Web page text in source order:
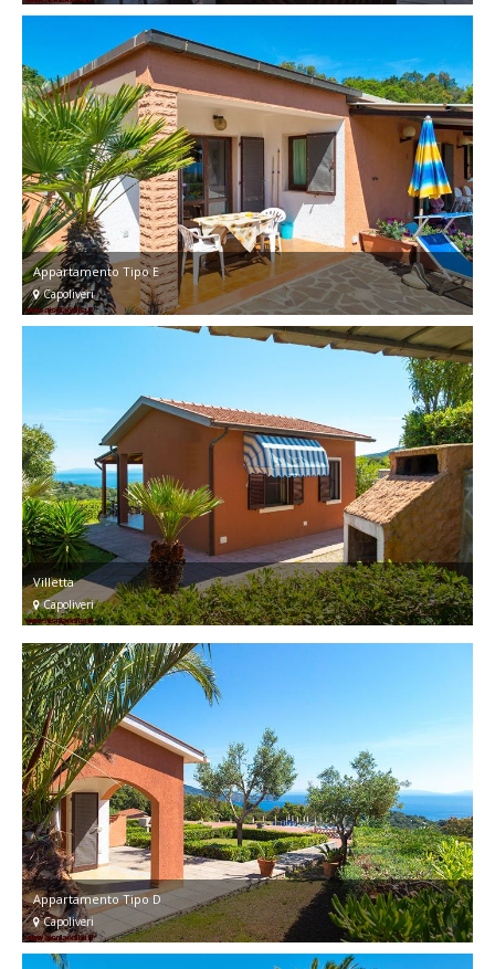
Appartamento Tipo E
Capoliveri
Villetta
Capoliveri
Appartamento Tipo D
Capoliveri